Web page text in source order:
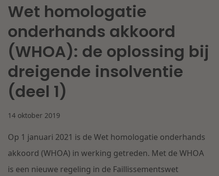
Fiscaal
Arbeid & Pensioen
IT & Privacy
IE & Innovatie
Herstructurering & Insolventie
Dichtbij een toekomstbestendige zorg
Artikelen
Klantcases
Events
Specialisten
Over ons
Internationale partners
Werken bij
Contact
Nederlands
Wet homologatie
onderhands akkoord
(WHOA): de oplossing bij
dreigende insolventie
(deel 1)
14 oktober 2019
Op 1 januari 2021 is de Wet homologatie onderhands
akkoord (WHOA) in werking getreden. Met de WHOA
is een nieuwe regeling in de Faillissementswet